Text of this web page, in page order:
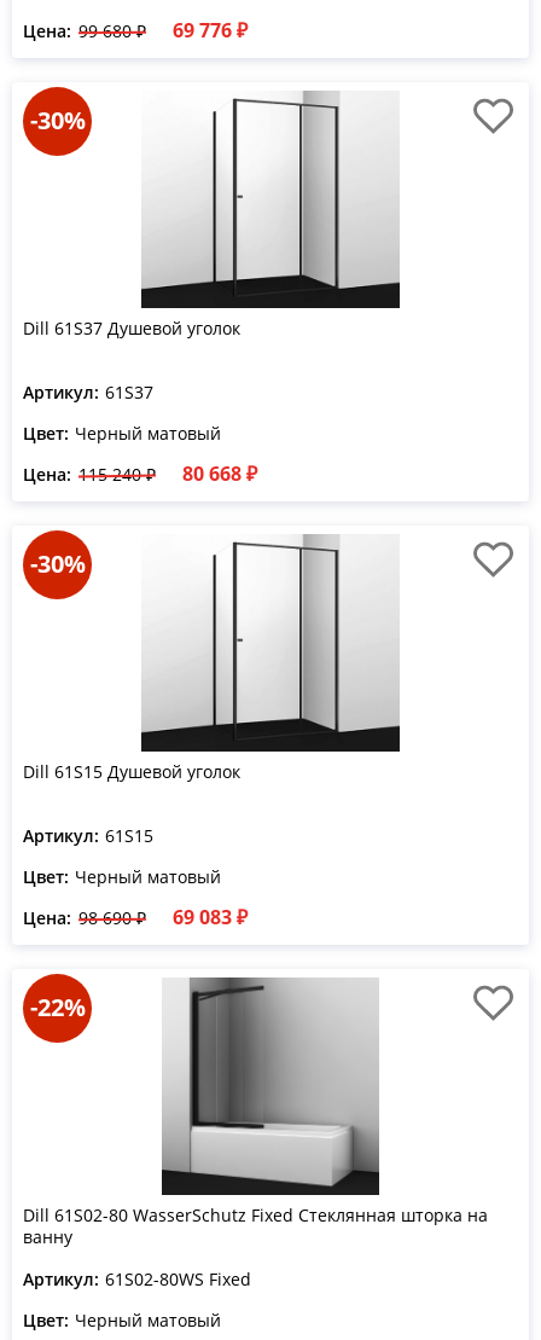
Цена: 99 680 ₽ 69 776 ₽
-30%
Dill 61S37 Душевой уголок
Артикул: 61S37
Цвет: Черный матовый
Цена: 115 240 ₽ 80 668 ₽
-30%
Dill 61S15 Душевой уголок
Артикул: 61S15
Цвет: Черный матовый
Цена: 98 690 ₽ 69 083 ₽
-22%
Dill 61S02-80 WasserSchutz Fixed Стеклянная шторка на
ванну
Артикул: 61S02-80WS Fixed
Цвет: Черный матовый